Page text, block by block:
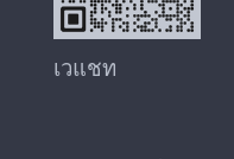
เวแชท